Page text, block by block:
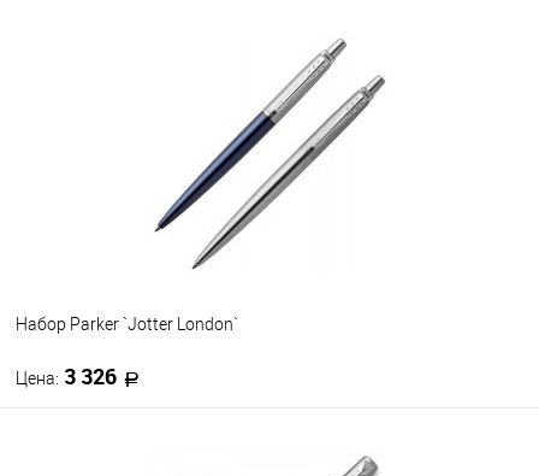
В наличии
Набор Parker `Jotter London`
Цена: 3 326